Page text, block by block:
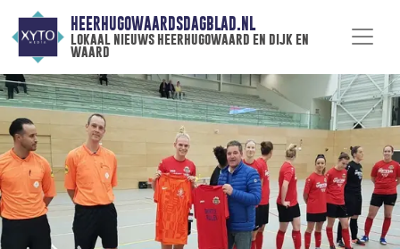
HEERHUGOWAARDSDAGBLAD.NL
lokaal nieuws heerhugowaard en dijk en
waard